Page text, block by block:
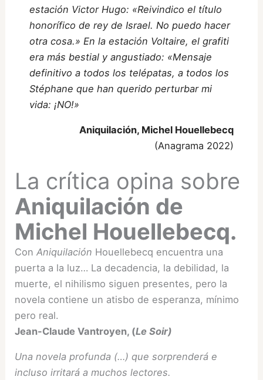
estación Victor Hugo: «Reivindico el título
honorífico de rey de Israel. No puedo hacer
otra cosa.» En la estación Voltaire, el grafiti
era más bestial y angustiado: «Mensaje
definitivo a todos los telépatas, a todos los
Stéphane que han querido perturbar mi
vida: ¡NO!»
Aniquilación, Michel Houellebecq
(Anagrama 2022)
La crítica opina sobre
Aniquilación de
Michel Houellebecq.
ConAniquilación Houellebecq encuentra una
puerta a la luz… La decadencia, la debilidad, la
muerte, el nihilismo siguen presentes, pero la
novela contiene un atisbo de esperanza, mínimo
pero real.
Jean-Claude Vantroyen, (Le Soir)
Una novela profunda (…) que sorprenderá e
incluso irritará a muchos lectores.